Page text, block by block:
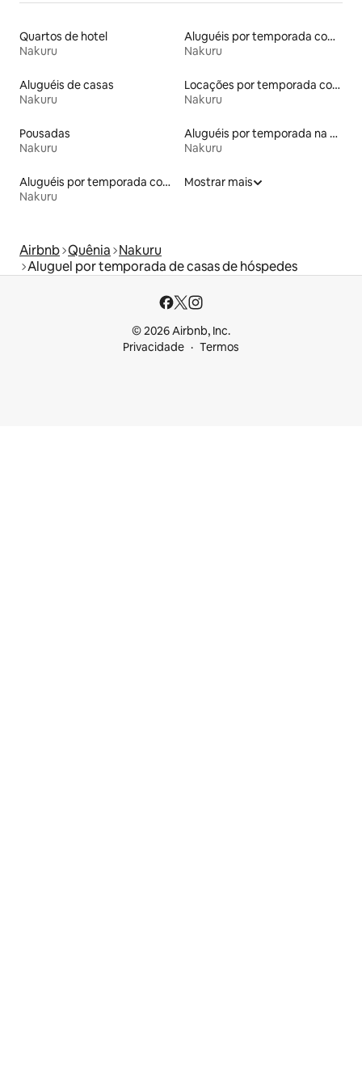
Quartos de hotel
Nakuru
Aluguéis por temporada com café da manhã
Nakuru
Aluguéis de casas
Nakuru
Locações por temporada com piscina
Nakuru
Pousadas
Nakuru
Aluguéis por temporada na orla
Nakuru
Aluguéis por temporada com acesso à praia
Nakuru
Mostrar mais
Airbnb Quênia Nakuru
Aluguel por temporada de casas de hóspedes
© 2026 Airbnb, Inc.
Privacidade
Termos